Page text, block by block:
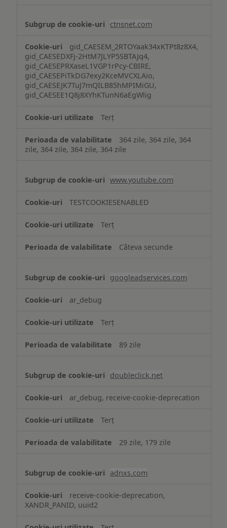
ctnsnet.com
gid_CAESEM_2RTOYaak34xKTPt8z8X4,
gid_CAESEDXFj-2HtM7JLYP5SBTAJq4,
gid_CAESEPRXaseL1VGP1rPcy-CBIRE,
gid_CAESEPiTkDG7exy2KceMVCXLAio,
gid_CAESEJK7TuJ7mQILB85hMPIMiGU,
gid_CAESEE1Q8j8XYhKTunN6aEgWlig
Terț
364 zile, 364 zile, 364
zile, 364 zile, 364 zile, 364 zile
www.youtube.com
TESTCOOKIESENABLED
Terț
Câteva secunde
googleadservices.com
ar_debug
Terț
89 zile
doubleclick.net
ar_debug, receive-cookie-deprecation
Terț
29 zile, 179 zile
adnxs.com
receive-cookie-deprecation,
XANDR_PANID, uuid2